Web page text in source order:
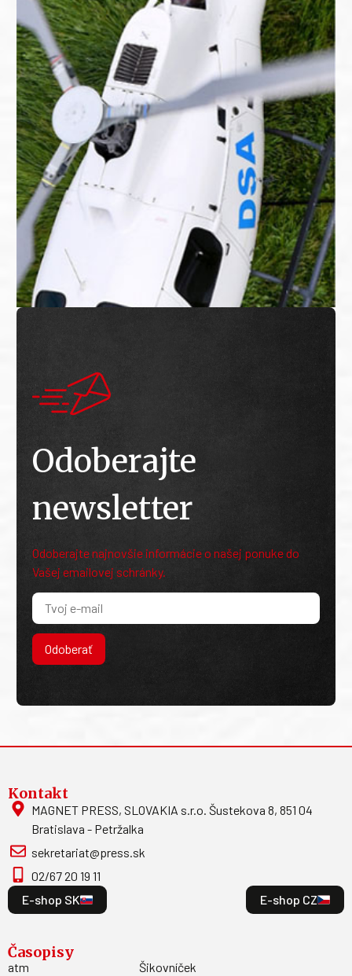
Odoberajte
newsletter
Odoberajte najnovšie informácie o našej ponuke do
Vašej emailovej schránky.
Odoberať
Kontakt
MAGNET PRESS, SLOVAKIA s.r.o. Šustekova 8, 851 04
Bratislava - Petržalka
sekretariat@press.sk
02/67 20 19 11
E-shop SK
E-shop CZ
Časopisy
atm
Šikovníček